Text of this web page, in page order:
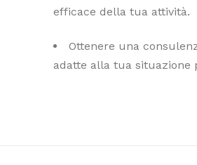
efficace della tua attività.
Ottenere una
adatte alla tua situazione